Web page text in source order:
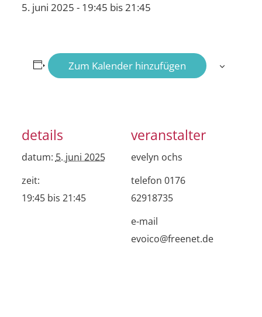
5. juni 2025 - 19:45 bis21:45
Zum Kalender hinzufügen
details
datum: 5. juni 2025
zeit:
19:45 bis 21:45
veranstalter
evelyn ochs
telefon 0176
62918735
e-mail
evoico@freenet.de